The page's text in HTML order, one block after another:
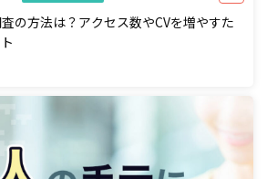
の方法は？アクセス数やCVを増やすた